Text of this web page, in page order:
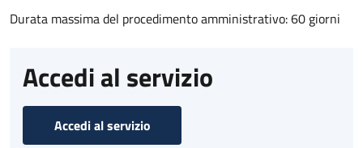
Durata massima del procedimento amministrativo: 60 giorni
Accedi al servizio
Accedi al servizio